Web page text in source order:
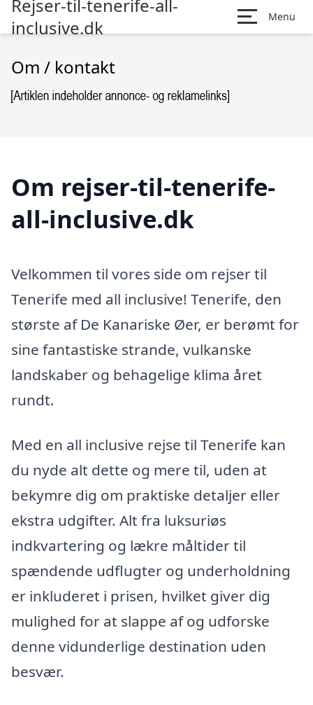
Rejser-til-tenerife-all-
inclusive.dk
Menu
Om / kontakt
Om rejser-til-tenerife-
all-inclusive.dk
Velkommen til vores side om rejser til
Tenerife med all inclusive! Tenerife, den
største af De Kanariske Øer, er berømt for
sine fantastiske strande, vulkanske
landskaber og behagelige klima året
rundt.
Med en all inclusive rejse til Tenerife kan
du nyde alt dette og mere til, uden at
bekymre dig om praktiske detaljer eller
ekstra udgifter. Alt fra luksuriøs
indkvartering og lækre måltider til
spændende udflugter og underholdning
er inkluderet i prisen, hvilket giver dig
mulighed for at slappe af og udforske
denne vidunderlige destination uden
besvær.